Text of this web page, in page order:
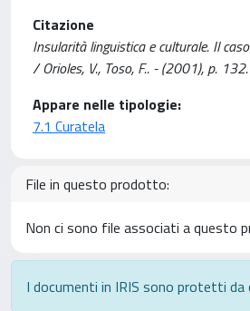
Citazione
Insularità linguistica e culturale. Il
/ Orioles, V., Toso, F.. - (2001), p. 132.
Appare nelle tipologie:
7.1 Curatela
File in questo prodotto:
Non ci sono file associati a questo
I documenti in IRIS sono protetti